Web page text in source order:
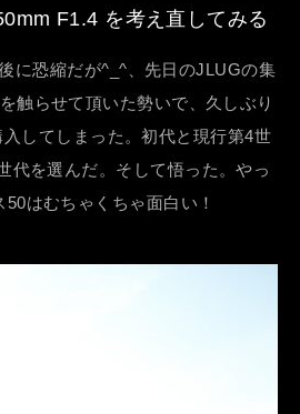
F1.4 を考え直してみる
に恐縮だが^_^、先日のJLUGの集
触らせて頂いた勢いで、久しぶり
してしまった。初代と現行第4世
代を選んだ。そして悟った。やっ
50はむちゃくちゃ面白い！